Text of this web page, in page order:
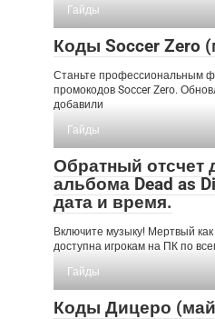
Гайды
Коды Soccer Zero
Станьте профессиональным
промокодов Soccer Zero.
добавили
Гайды
Обратный отсчет
альбома Dead as
дата и время.
Включите музыку! Мертвый
доступна игрокам на ПК по
Гайды
Коды Дицеро (май